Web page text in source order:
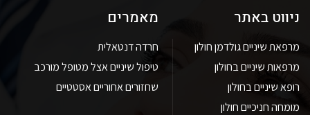
ניווט באתר
מרפאת שיניים גולדמן חולון
מרפאות שיניים בחולון
רופא שיניים בחולון
מומחה חניכיים חולון
מאמרים
חרדה דנטאלית
טיפול שיניים אצל מטופל מורכב
שחזורים אחוריים אסטטיים